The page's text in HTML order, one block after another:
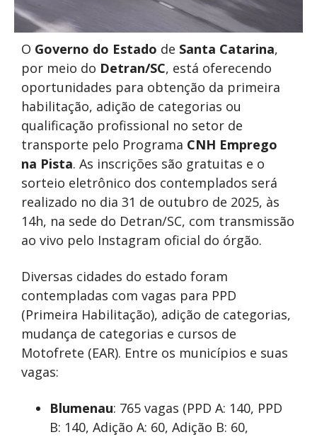
O Governo do Estado de Santa Catarina,
por meio do Detran/SC, está oferecendo
oportunidades para obtenção da primeira
habilitação, adição de categorias ou
qualificação profissional no setor de
transporte pelo Programa CNH Emprego
na Pista. As inscrições são gratuitas e o
sorteio eletrônico dos contemplados será
realizado no dia 31 de outubro de 2025, às
14h, na sede do Detran/SC, com transmissão
ao vivo pelo Instagram oficial do órgão.
Diversas cidades do estado foram
contempladas com vagas para PPD
(Primeira Habilitação), adição de categorias,
mudança de categorias e cursos de
Motofrete (EAR). Entre os municípios e suas
vagas:
Blumenau: 765 vagas (PPD A: 140, PPD
B: 140, Adição A: 60, Adição B: 60,